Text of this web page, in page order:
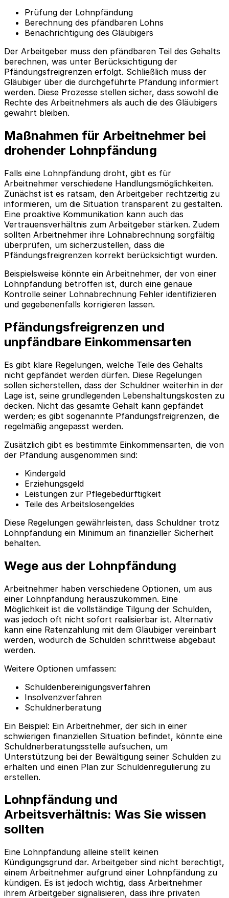
Prüfung der Lohnpfändung
Berechnung des pfändbaren Lohns
Benachrichtigung des Gläubigers
Der Arbeitgeber muss den pfändbaren Teil des Gehalts
berechnen, was unter Berücksichtigung der
Pfändungsfreigrenzen erfolgt. Schließlich muss der
Gläubiger über die durchgeführte Pfändung informiert
werden. Diese Prozesse stellen sicher, dass sowohl die
Rechte des Arbeitnehmers als auch die des Gläubigers
gewahrt bleiben.
Maßnahmen für Arbeitnehmer bei
drohender Lohnpfändung
Falls eine Lohnpfändung droht, gibt es für
Arbeitnehmer verschiedene Handlungsmöglichkeiten.
Zunächst ist es ratsam, den Arbeitgeber rechtzeitig zu
informieren, um die Situation transparent zu gestalten.
Eine proaktive Kommunikation kann auch das
Vertrauensverhältnis zum Arbeitgeber stärken. Zudem
sollten Arbeitnehmer ihre Lohnabrechnung sorgfältig
überprüfen, um sicherzustellen, dass die
Pfändungsfreigrenzen korrekt berücksichtigt wurden.
Beispielsweise könnte ein Arbeitnehmer, der von einer
Lohnpfändung betroffen ist, durch eine genaue
Kontrolle seiner Lohnabrechnung Fehler identifizieren
und gegebenenfalls korrigieren lassen.
Pfändungsfreigrenzen und
unpfändbare Einkommensarten
Es gibt klare Regelungen, welche Teile des Gehalts
nicht gepfändet werden dürfen. Diese Regelungen
sollen sicherstellen, dass der Schuldner weiterhin in der
Lage ist, seine grundlegenden Lebenshaltungskosten zu
decken. Nicht das gesamte Gehalt kann gepfändet
werden; es gibt sogenannte Pfändungsfreigrenzen, die
regelmäßig angepasst werden.
Zusätzlich gibt es bestimmte Einkommensarten, die von
der Pfändung ausgenommen sind:
Kindergeld
Erziehungsgeld
Leistungen zur Pflegebedürftigkeit
Teile des Arbeitslosengeldes
Diese Regelungen gewährleisten, dass Schuldner trotz
Lohnpfändung ein Minimum an finanzieller Sicherheit
behalten.
Wege aus der Lohnpfändung
Arbeitnehmer haben verschiedene Optionen, um aus
einer Lohnpfändung herauszukommen. Eine
Möglichkeit ist die vollständige Tilgung der Schulden,
was jedoch oft nicht sofort realisierbar ist. Alternativ
kann eine Ratenzahlung mit dem Gläubiger vereinbart
werden, wodurch die Schulden schrittweise abgebaut
werden.
Weitere Optionen umfassen:
Schuldenbereinigungsverfahren
Insolvenzverfahren
Schuldnerberatung
Ein Beispiel: Ein Arbeitnehmer, der sich in einer
schwierigen finanziellen Situation befindet, könnte eine
Schuldnerberatungsstelle aufsuchen, um
Unterstützung bei der Bewältigung seiner Schulden zu
erhalten und einen Plan zur Schuldenregulierung zu
erstellen.
Lohnpfändung und
Arbeitsverhältnis: Was Sie wissen
sollten
Eine Lohnpfändung alleine stellt keinen
Kündigungsgrund dar. Arbeitgeber sind nicht berechtigt,
einem Arbeitnehmer aufgrund einer Lohnpfändung zu
kündigen. Es ist jedoch wichtig, dass Arbeitnehmer
ihrem Arbeitgeber signalisieren, dass ihre privaten